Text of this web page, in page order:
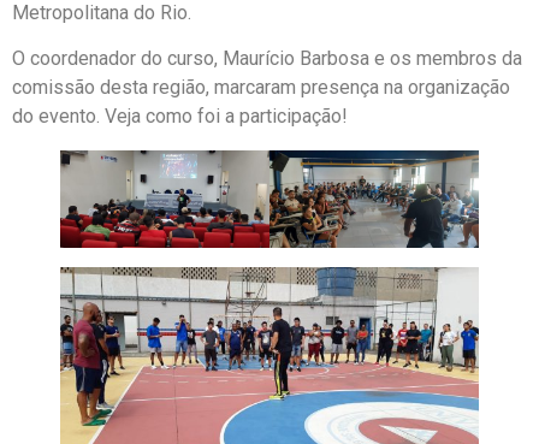
Metropolitana do Rio.
O coordenador do curso, Maurício Barbosa e os membros da
comissão desta região, marcaram presença na organização
do evento. Veja como foi a participação!